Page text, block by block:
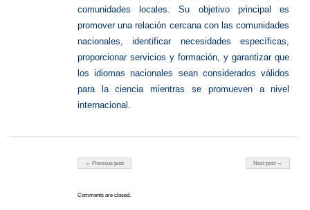
comunidades locales. Su objetivo principal es
promover una relación cercana con las comunidades
nacionales, identificar necesidades específicas,
proporcionar servicios y formación, y garantizar que
los idiomas nacionales sean considerados válidos
para la ciencia mientras se promueven a nivel
internacional.
Post navigation
← Previous post Next post →
Comments are closed.